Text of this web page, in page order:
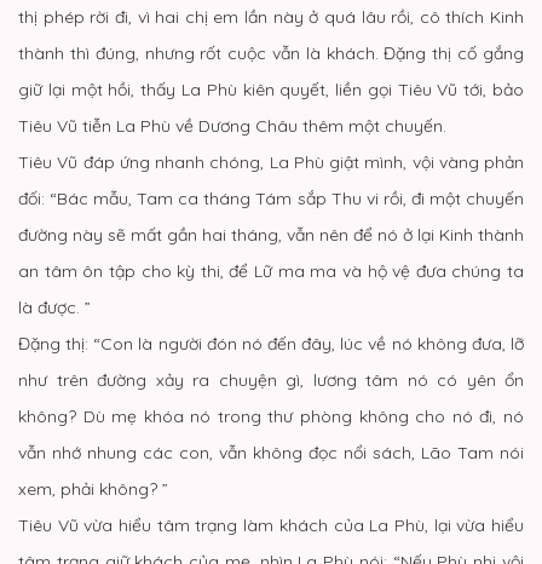
thị phép rời đi, vì hai chị em lần này ở quá lâu rồi, cô thích Kinh
thành thì đúng, nhưng rốt cuộc vẫn là khách. Đặng thị cố gắng
giữ lại một hồi, thấy La Phù kiên quyết, liền gọi Tiêu Vũ tới, bảo
Tiêu Vũ tiễn La Phù về Dương Châu thêm một chuyến.
Tiêu Vũ đáp ứng nhanh chóng, La Phù giật mình, vội vàng phản
đối: “Bác mẫu, Tam ca tháng Tám sắp Thu vi rồi, đi một chuyến
đường này sẽ mất gần hai tháng, vẫn nên để nó ở lại Kinh thành
an tâm ôn tập cho kỳ thi, để Lữ ma ma và hộ vệ đưa chúng ta
là được. ”
Đặng thị: “Con là người đón nó đến đây, lúc về nó không đưa, lỡ
như trên đường xảy ra chuyện gì, lương tâm nó có yên ổn
không? Dù mẹ khóa nó trong thư phòng không cho nó đi, nó
vẫn nhớ nhung các con, vẫn không đọc nổi sách, Lão Tam nói
xem, phải không? ”
Tiêu Vũ vừa hiểu tâm trạng làm khách của La Phù, lại vừa hiểu